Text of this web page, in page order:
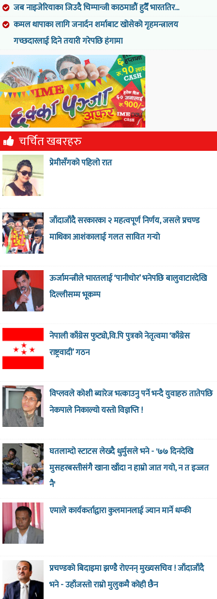
जब नाइजेरियाका जिउदै चिम्पान्जी काठमाडौं हुदैँ भारततिर...
कमल थापाका लागि जनार्दन शर्माबाट खोसेको गृहमन्त्रालय
गच्छदारलाई दिने तयारी गरेपछि हंगामा
चर्चित खबरहरु
प्रेमीसँगको पहिलो रात
जाँदाजाँदै सरकारका २ महत्वपूर्ण निर्णय, जसले प्रचण्ड
माथिका आशंकालाई गलत सावित गर्‍याे
ऊर्जामन्त्रीले भारतलाई ‘पानीचोर’ भनेपछि बालुवाटारदेखि
दिल्लीसम्म भूकम्प
नेपाली काँग्रेस फुट्यो,वि.पि पुत्रको नेतृत्वमा ‘काँग्रेस
राष्ट्रवादी’ गठन
विप्लवले कोशी ब्यारेज भत्काउनु पर्ने भन्दै युवाहरु तातेपछि
नेकपाले निकाल्यो यस्तो विज्ञप्ति !
घतलाग्दो स्टाटस लेख्दै धुर्मुसले भने - '७७ दिनदेखि
मुसहरबस्तीसंगै खाना खाँदा न हाम्रो जात गयो, न त इज्जत
नै'
एमाले कार्यकर्ताद्वारा कुलमानलाई ज्यान मार्ने धम्की
प्रचण्डको बिदाइमा झण्डै रोएनन् मुख्यसचिव ! जाँदाजाँदै
भने - उहाँजस्तो राम्रो मुलुकमै कोही छैन